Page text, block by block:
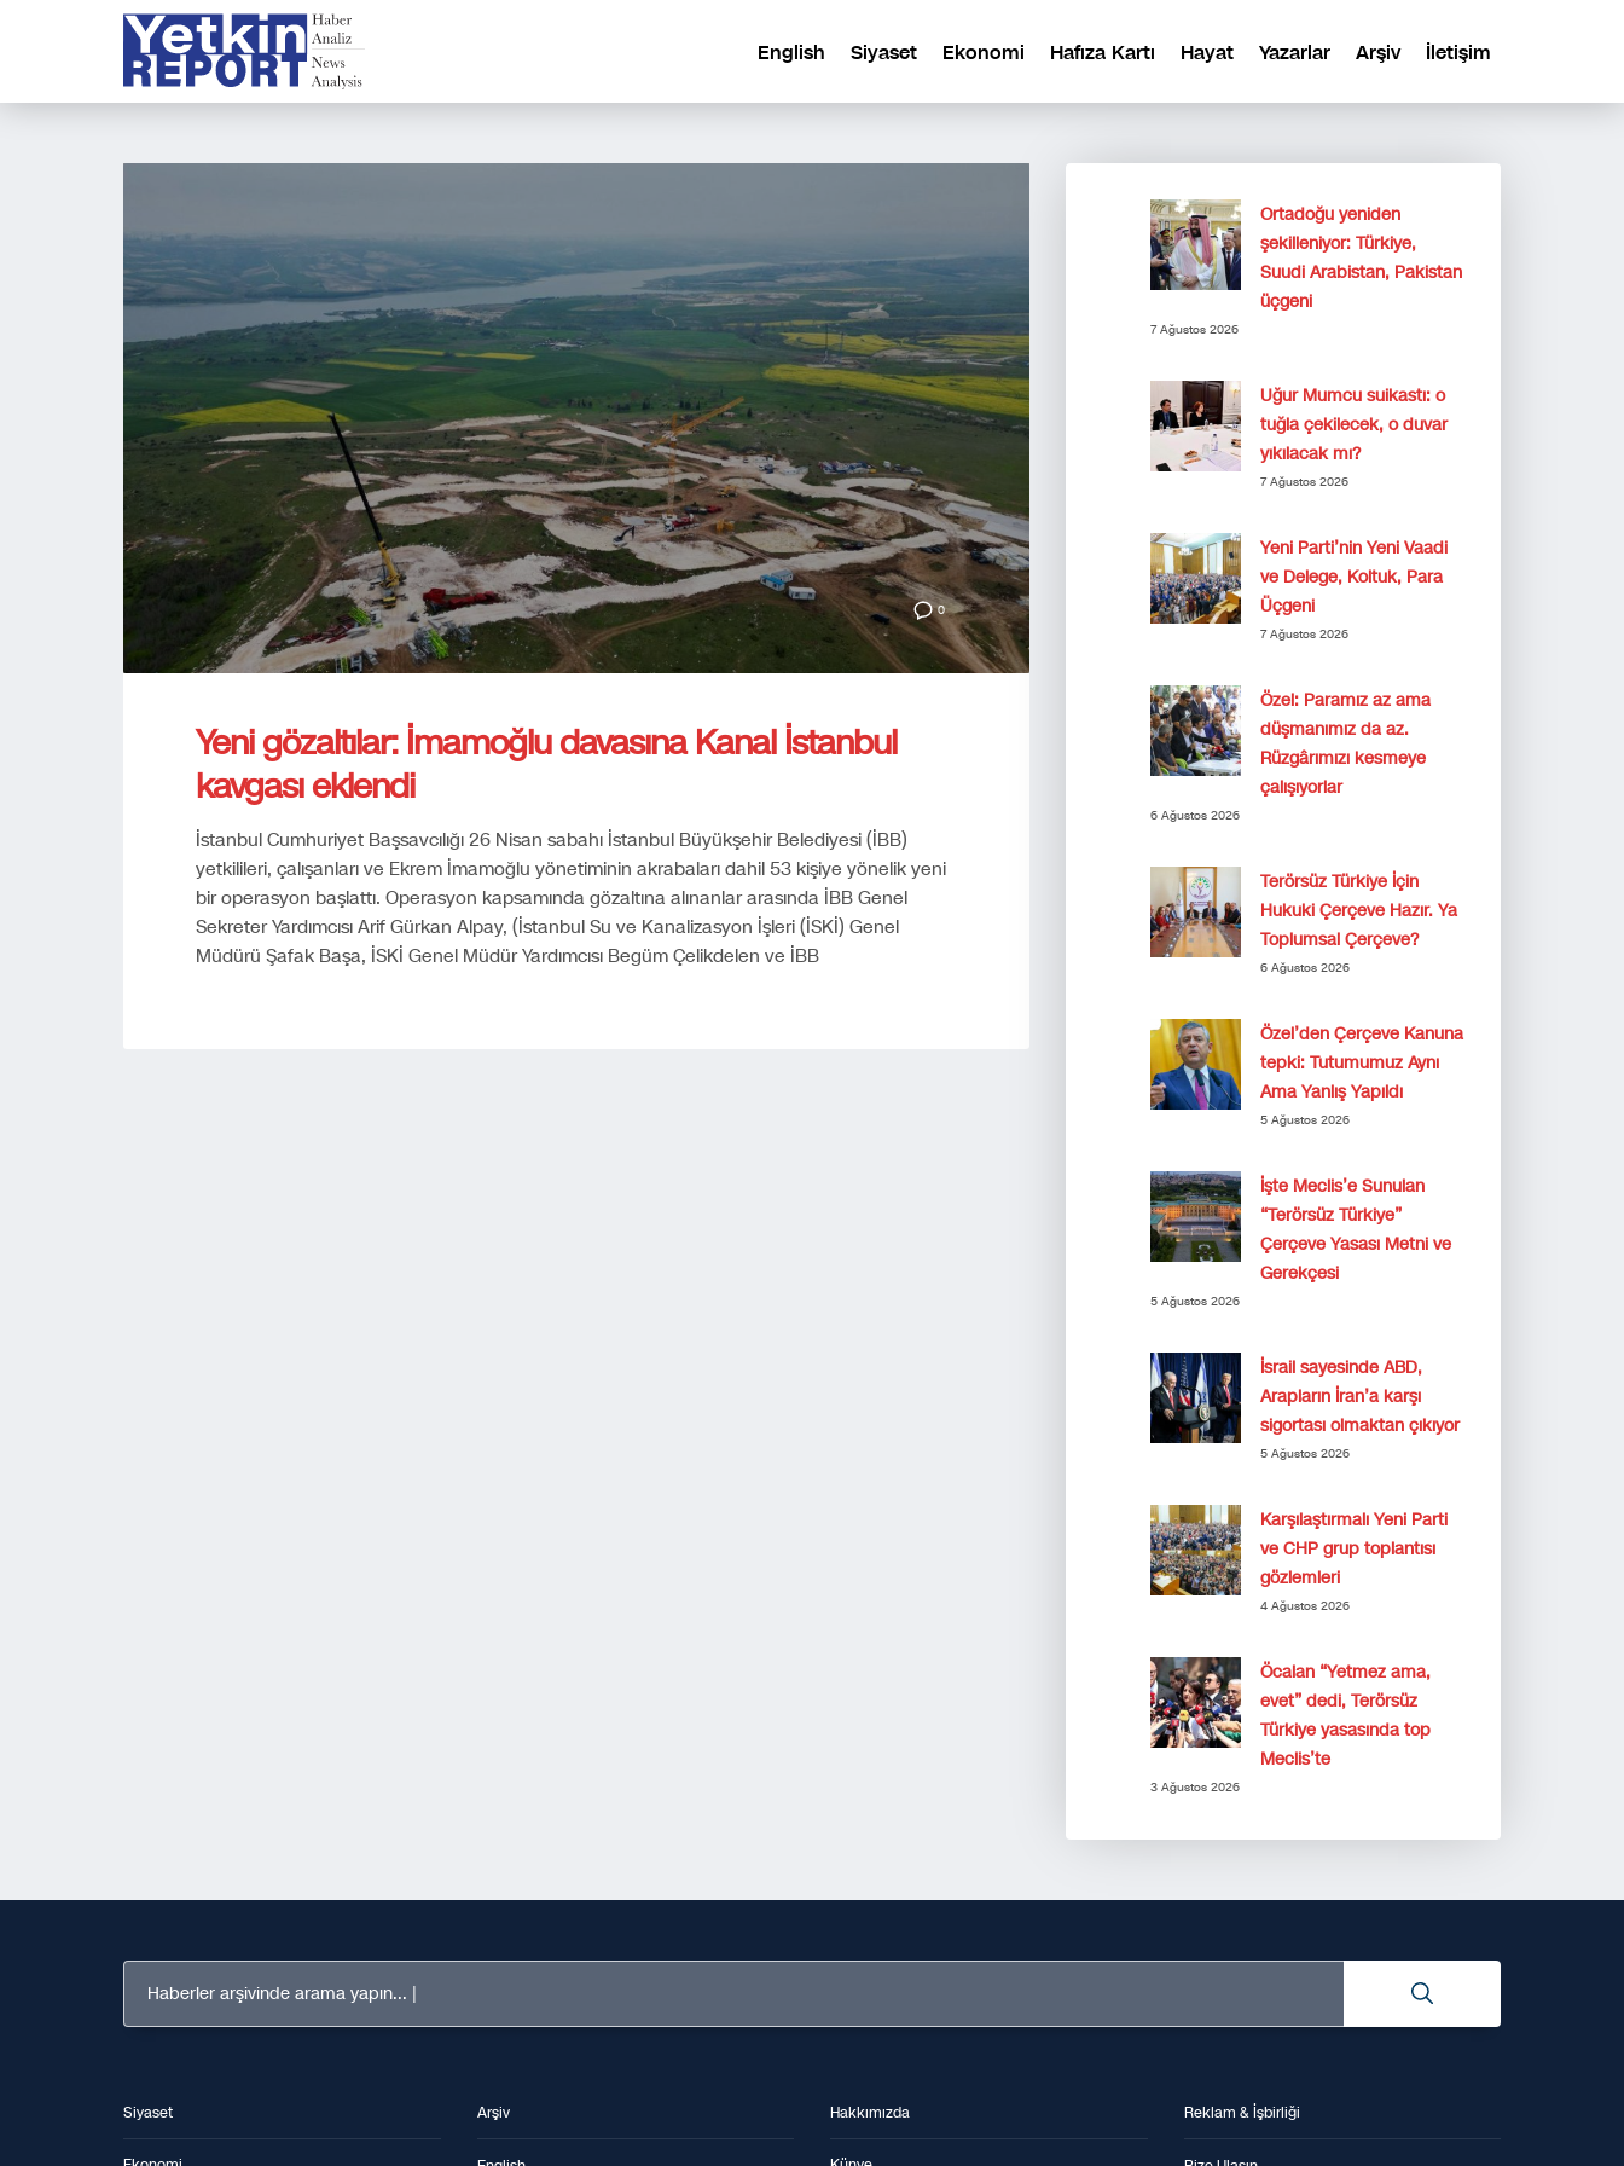
English Siyaset Ekonomi Hafıza Kartı Hayat Yazarlar Arşiv İletişim
0
Yeni gözaltılar: İmamoğlu davasına Kanal İstanbul
kavgası eklendi
İstanbul Cumhuriyet Başsavcılığı 26 Nisan sabahı İstanbul Büyükşehir Belediyesi (İBB)
yetkilileri, çalışanları ve Ekrem İmamoğlu yönetiminin akrabaları dahil 53 kişiye yönelik yeni
bir operasyon başlattı. Operasyon kapsamında gözaltına alınanlar arasında İBB Genel
Sekreter Yardımcısı Arif Gürkan Alpay, (İstanbul Su ve Kanalizasyon İşleri (İSKİ) Genel
Müdürü Şafak Başa, İSKİ Genel Müdür Yardımcısı Begüm Çelikdelen ve İBB
Ortadoğu yeniden
şekilleniyor: Türkiye,
Suudi Arabistan, Pakistan
üçgeni
7 Ağustos 2026
Uğur Mumcu suikastı: o
tuğla çekilecek, o duvar
yıkılacak mı?
7 Ağustos 2026
Yeni Parti’nin Yeni Vaadi
ve Delege, Koltuk, Para
Üçgeni
7 Ağustos 2026
Özel: Paramız az ama
düşmanımız da az.
Rüzgârımızı kesmeye
çalışıyorlar
6 Ağustos 2026
Terörsüz Türkiye İçin
Hukuki Çerçeve Hazır. Ya
Toplumsal Çerçeve?
6 Ağustos 2026
Özel’den Çerçeve Kanuna
tepki: Tutumumuz Aynı
Ama Yanlış Yapıldı
5 Ağustos 2026
İşte Meclis’e Sunulan
“Terörsüz Türkiye”
Çerçeve Yasası Metni ve
Gerekçesi
5 Ağustos 2026
İsrail sayesinde ABD,
Arapların İran’a karşı
sigortası olmaktan çıkıyor
5 Ağustos 2026
Karşılaştırmalı Yeni Parti
ve CHP grup toplantısı
gözlemleri
4 Ağustos 2026
Öcalan “Yetmez ama,
evet” dedi, Terörsüz
Türkiye yasasında top
Meclis’te
3 Ağustos 2026
Haberler arşivinde arama yapın...
Siyaset Arşiv Hakkımızda Reklam & İşbirliği